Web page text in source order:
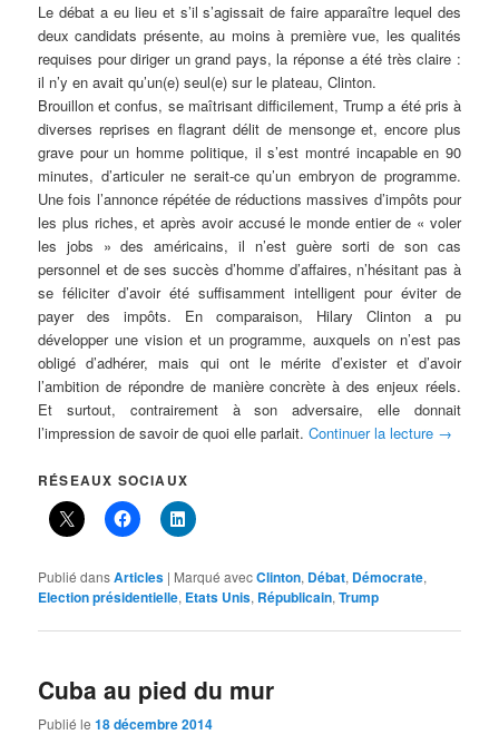
Le débat a eu lieu et s’il s’agissait de faire apparaître lequel des
deux candidats présente, au moins à première vue, les qualités
requises pour diriger un grand pays, la réponse a été très claire :
il n’y en avait qu’un(e) seul(e) sur le plateau, Clinton.
Brouillon et confus, se maîtrisant difficilement, Trump a été pris à
diverses reprises en flagrant délit de mensonge et, encore plus
grave pour un homme politique, il s’est montré incapable en 90
minutes, d’articuler ne serait-ce qu’un embryon de programme.
Une fois l’annonce répétée de réductions massives d’impôts pour
les plus riches, et après avoir accusé le monde entier de « voler
les jobs » des américains, il n’est guère sorti de son cas
personnel et de ses succès d’homme d’affaires, n’hésitant pas à
se féliciter d’avoir été suffisamment intelligent pour éviter de
payer des impôts. En comparaison, Hilary Clinton a pu
développer une vision et un programme, auxquels on n’est pas
obligé d’adhérer, mais qui ont le mérite d’exister et d’avoir
l’ambition de répondre de manière concrète à des enjeux réels.
Et surtout, contrairement à son adversaire, elle donnait
l’impression de savoir de quoi elle parlait.Continuer la lecture →
RÉSEAUX SOCIAUX
Publié dansArticles | Marqué avecClinton, Débat, Démocrate,
Election présidentielle, Etats Unis, Républicain,Trump
Cuba au pied du mur
Publié le18 décembre 2014